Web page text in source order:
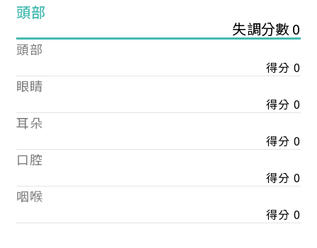
頭部
失調分數 0
頭部
得分 0
眼睛
得分 0
耳朵
得分 0
口腔
得分 0
咽喉
得分 0